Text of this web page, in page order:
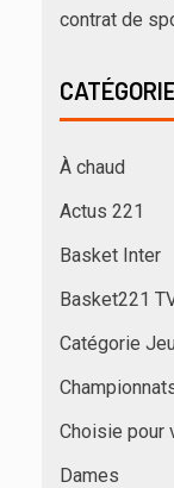
contrat de
À chaud
Actus 221
Basket Inter
Basket221
Catégorie
Choisie pour
Dames